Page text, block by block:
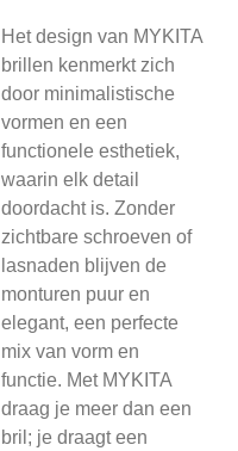
Het design van MYKITA
brillen kenmerkt zich
door minimalistische
vormen en een
functionele esthetiek,
waarin elk detail
doordacht is. Zonder
zichtbare schroeven of
lasnaden blijven de
monturen puur en
elegant, een perfecte
mix van vorm en
functie. Met MYKITA
draag je meer dan een
bril; je draagt een